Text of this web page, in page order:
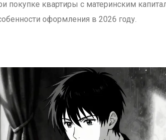
покупке квартиры с материнским
оформления в 2026 году.